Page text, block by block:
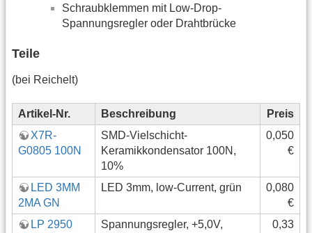
Schraubklemmen mit Low-Drop-
Spannungsregler oder Drahtbrücke
Teile
(bei Reichelt)
Artikel-Nr. Beschreibung
Preis
X7R-
G0805 100N
SMD-Vielschicht-
Keramikkondensator 100N,
10%
0,050
€
LED 3MM
2MA GN
LED 3mm, low-Current, grün
0,080
€
LP 2950
Spannungsregler, +5,0V,
0,33